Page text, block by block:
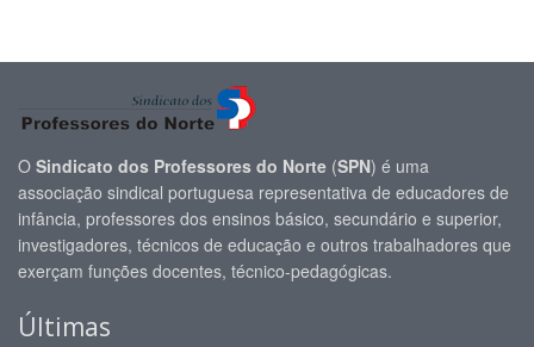
O Sindicato dos Professores do Norte (SPN) é uma
associação sindical portuguesa representativa de educadores de
infância, professores dos ensinos básico, secundário e superior,
investigadores, técnicos de educação e outros trabalhadores que
exerçam funções docentes, técnico-pedagógicas.
Últimas